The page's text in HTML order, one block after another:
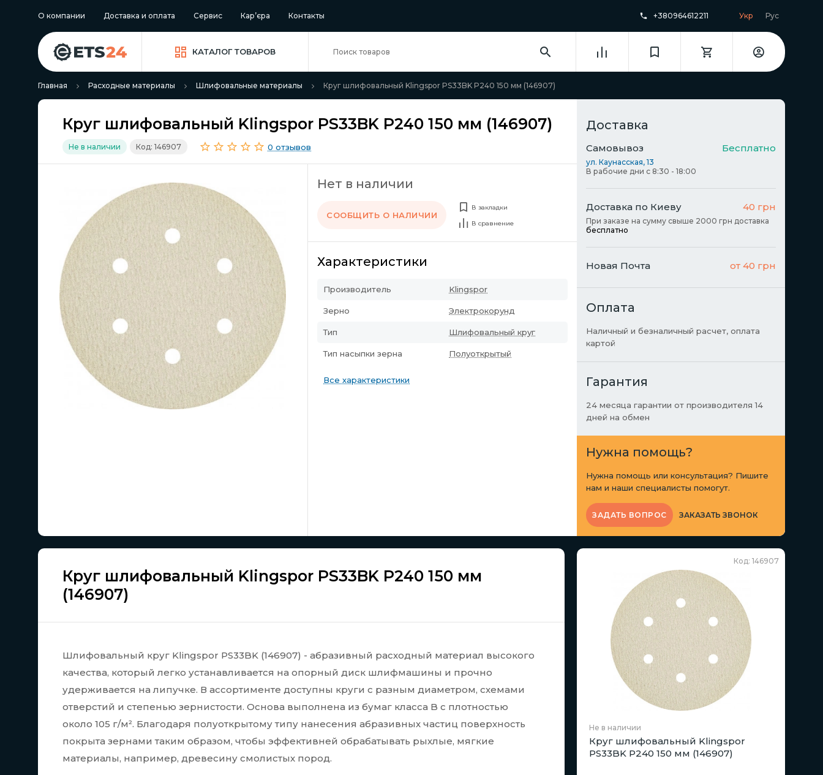
О компании Доставка и оплата Сервис Кар’єра Контакты +380964612211 Укр Рус
КАТАЛОГ ТОВАРОВ
Главная Расходные материалы Шлифовальные материалы Круг шлифовальный Klingspor PS33BK P240 150 мм (146907)
Круг шлифовальный Klingspor PS33BK P240 150 мм (146907)
Не в наличии Код: 146907 0 отзывов
Нет в наличии
СООБЩИТЬ О НАЛИЧИИ
В закладки
В сравнение
Характеристики
Производитель Klingspor
Зерно Электрокорунд
Тип Шлифовальный круг
Тип насыпки зерна Полуоткрытый
Все характеристики
Доставка
Самовывоз Бесплатно
ул. Каунасская, 13
В рабочие дни с 8:30 - 18:00
Доставка по Киеву 40 грн
При заказе на сумму свыше 2000 грн доставка
бесплатно
Новая Почта от 40 грн
Оплата
Наличный и безналичный расчет, оплата
картой
Гарантия
24 месяца гарантии от производителя 14
дней на обмен
Нужна помощь?
Нужна помощь или консультация? Пишите
нам и наши специалисты помогут.
ЗАДАТЬ ВОПРОС ЗАКАЗАТЬ ЗВОНОК
Круг шлифовальный Klingspor PS33BK P240 150 мм
(146907)
Шлифовальный круг Klingspor PS33BK (146907) - абразивный расходный материал высокого
качества, который легко устанавливается на опорный диск шлифмашины и прочно
удерживается на липучке. В ассортименте доступны круги с разным диаметром, схемами
отверстий и степенью зернистости. Основа выполнена из бумаг класса B с плотностью
около 105 г/м². Благодаря полуоткрытому типу нанесения абразивных частиц поверхность
покрыта зернами таким образом, чтобы эффективней обрабатывать рыхлые, мягкие
материалы, например, древесину смолистых пород.
Код: 146907
Не в наличии
Круг шлифовальный Klingspor
PS33BK P240 150 мм (146907)